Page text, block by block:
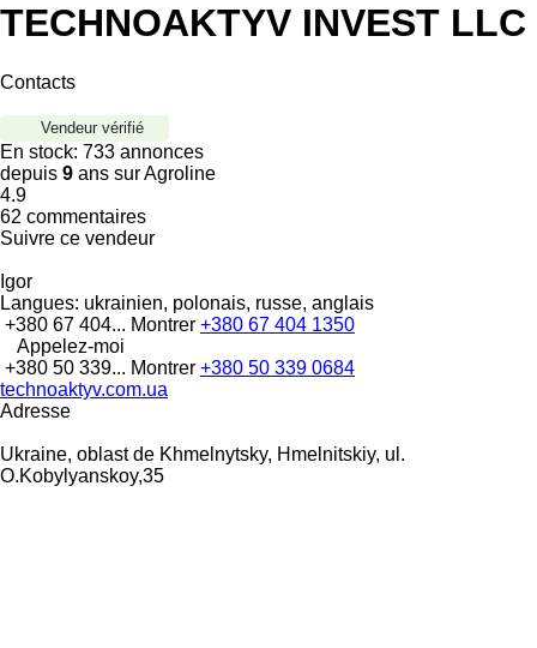
TECHNOAKTYV INVEST LLC
Contacts
Vendeur vérifié
En stock: 733 annonces
depuis 9 ans sur Agroline
4.9
62 commentaires
Suivre ce vendeur
Igor
Langues: ukrainien, polonais, russe, anglais
+380 67 404... Montrer +380 67 404 1350
Appelez-moi
+380 50 339... Montrer +380 50 339 0684
technoaktyv.com.ua
Adresse
Ukraine, oblast de Khmelnytsky, Hmelnitskiy, ul.
O.Kobylyanskoy,35